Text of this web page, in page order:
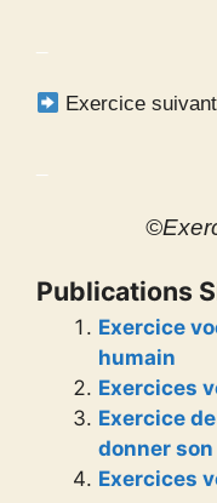
Exercice
Publications
Exercice
humain
Exercices
Exercice
donner
Exercices